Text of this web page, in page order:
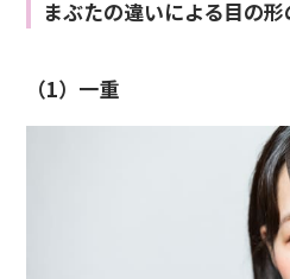
まぶたの違いによる目の
（1）一重